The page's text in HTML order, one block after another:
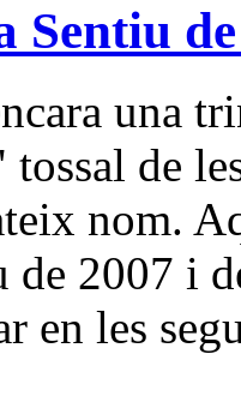
Sentiu
una
tossal de
nom.
de 2007 i
en les